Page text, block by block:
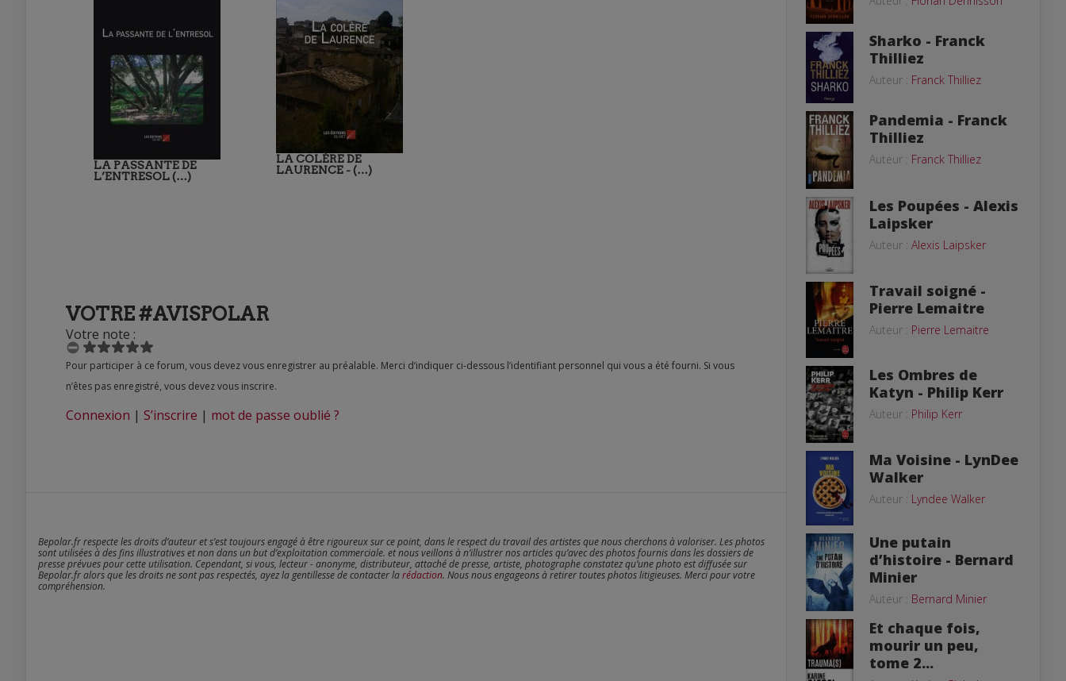
LA PASSANTE DE
L’ENTRESOL (…)
LA COLÈRE DE
LAURENCE - (…)
VOTRE #AVISPOLAR
Votre note :
Pour participer à ce forum, vous devez vous enregistrer au préalable. Merci d’indiquer ci-dessous l’identifiant personnel qui vous a été fourni. Si vous
n’êtes pas enregistré, vous devez vous inscrire.
Connexion | S’inscrire | mot de passe oublié ?
Bepolar.fr respecte les droits d’auteur et s’est toujours engagé à être rigoureux sur ce point, dans le respect du travail des artistes que nous cherchons à valoriser. Les photos
sont utilisées à des fins illustratives et non dans un but d’exploitation commerciale. et nous veillons à n’illustrer nos articles qu’avec des photos fournis dans les dossiers de
presse prévues pour cette utilisation. Cependant, si vous, lecteur - anonyme, distributeur, attaché de presse, artiste, photographe constatez qu’une photo est diffusée sur
Bepolar.fr alors que les droits ne sont pas respectés, ayez la gentillesse de contacter larédaction. Nous nous engageons à retirer toutes photos litigieuses. Merci pour votre
compréhension.
Sharko - Franck
Thilliez
Auteur : Franck Thilliez
Pandemia - Franck
Thilliez
Auteur : Franck Thilliez
Les Poupées - Alexis
Laipsker
Auteur : Alexis Laipsker
Travail soigné -
Pierre Lemaitre
Auteur : Pierre Lemaitre
Les Ombres de
Katyn - Philip Kerr
Auteur : Philip Kerr
Ma Voisine - LynDee
Walker
Auteur : Lyndee Walker
Une putain
d’histoire - Bernard
Minier
Auteur : Bernard Minier
Et chaque fois,
mourir un peu,
tome 2...